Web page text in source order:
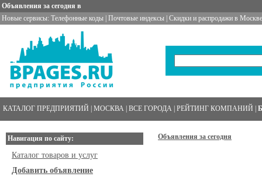
Объявления за сегодня в
Новые сервисы: Телефонные коды Почтовые индексы Скидки и распродажи в
КАТАЛОГ ПРЕДПРИЯТИЙ МОСКВА ВСЕ ГОРОДА РЕЙТИНГ КОМПАНИЙ
Навигация по сайту:
Каталог товаров и услуг
Добавить объявление
Объявления за сегодня